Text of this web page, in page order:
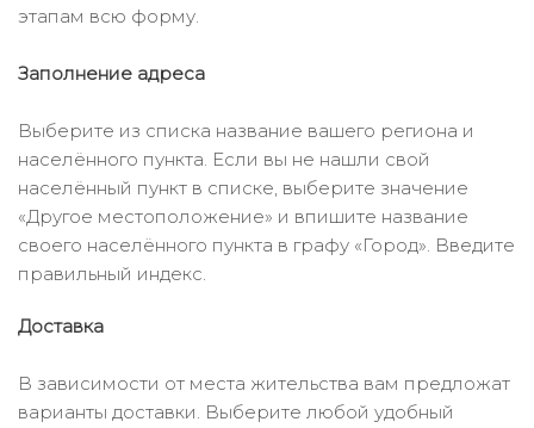
этапам всю форму.
Заполнение адреса
Выберите из списка название вашего региона и
населённого пункта. Если вы не нашли свой
населённый пункт в списке, выберите значение
«Другое местоположение» и впишите название
своего населённого пункта в графу «Город». Введите
правильный индекс.
Доставка
В зависимости от места жительства вам предложат
варианты доставки. Выберите любой удобный